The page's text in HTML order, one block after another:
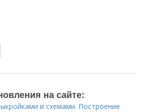
на сайте:
и схемами. Построение